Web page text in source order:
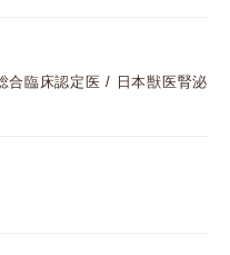
臨床認定医 / 日本獣医腎泌